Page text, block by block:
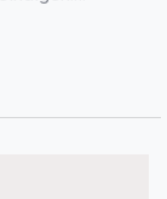
te gaan met